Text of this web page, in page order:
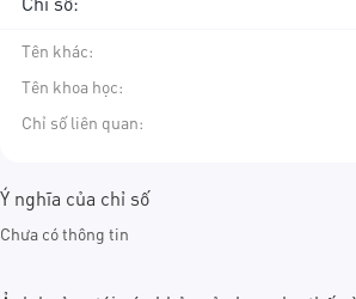
Tên khác:
Tên khoa học:
Chỉ số liên quan:
Ý nghĩa của chỉ số
Chưa có thông tin